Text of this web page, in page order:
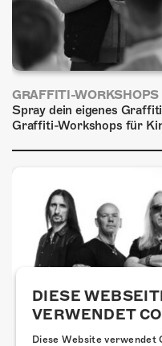
GRAFFITI-WORKSHOPS
Spray dein eigenes
Graffiti-Workshops für
DIESE
VERWENDET
Diese Website verwendet